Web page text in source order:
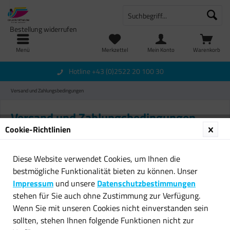
Menü Warenkorb
Merkzettel
Bestellung widerrufen
Mein Konto
Hotline +43 (0)2522 20 100 30
Versand und Zahlungsbedingungen
Versand und Zahlungsbedingungen
Die Lieferung erfolgt innerhalb der kompletten EU.
Versandkosten(inklusive gesetzliche Mehrwertsteuer)
Bei dem Versand innerhalb Österreichs und Deutschlands
bieten wir Ihnen die Ware schon inkl. den Versandkosten
Cookie-Richtlinien
Diese Website verwendet Cookies, um Ihnen die
bestmögliche Funktionalität bieten zu können. Unser
Impressum und unsere Datenschutzbestimmungen
stehen für Sie auch ohne Zustimmung zur Verfügung.
Wenn Sie mit unseren Cookies nicht einverstanden sein
sollten, stehen Ihnen folgende Funktionen nicht zur